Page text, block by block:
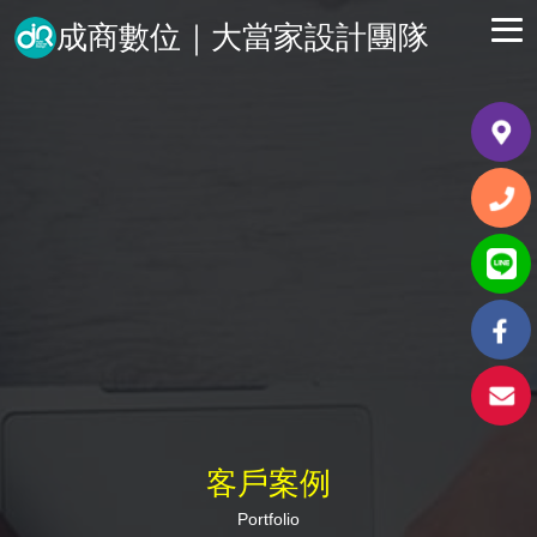
成商數位｜大當家設計團隊
客戶案例
Portfolio